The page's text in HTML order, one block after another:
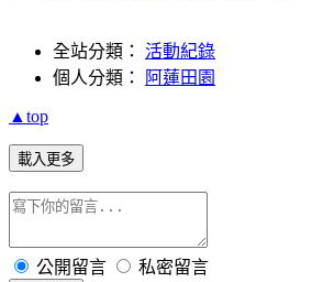
全站分類： 活動紀錄
個人分類：
阿蓮田園
▲top
載入更多
公開留言 私密留言